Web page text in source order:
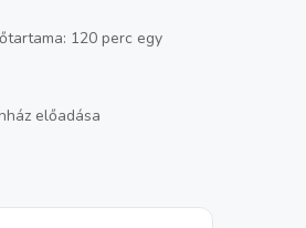
120 perc egy
előadása